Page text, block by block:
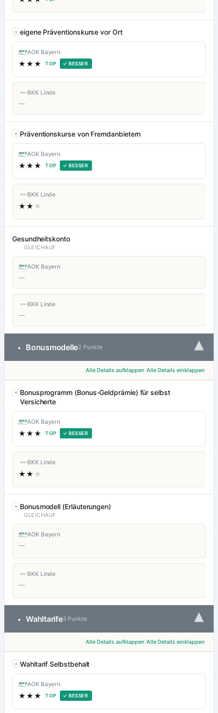
eigene Präventionskurse vor Ort
AOK Bayern
★★★ TOP ✓ BESSER
BKK Linde
—
Präventionskurse von Fremdanbietern
AOK Bayern
★★★ TOP ✓ BESSER
BKK Linde
★★ ★
Gesundheitskonto
GLEICHAUF
AOK Bayern
—
BKK Linde
—
• Bonusmodelle2 Punkte ▾
Alle Details aufklappen Alle Details einklappen
Bonusprogramm (Bonus-Geldprämie) für selbst
Versicherte
AOK Bayern
★★★ TOP ✓ BESSER
BKK Linde
★★ ★
Bonusmodell (Erläuterungen)
GLEICHAUF
AOK Bayern
—
BKK Linde
—
• Wahltarife3 Punkte ▾
Alle Details aufklappen Alle Details einklappen
Wahltarif Selbstbehalt
AOK Bayern
★★★ TOP ✓ BESSER